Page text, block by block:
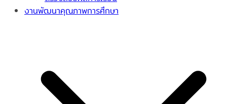
งานพัฒนาคุณภาพการศึกษา